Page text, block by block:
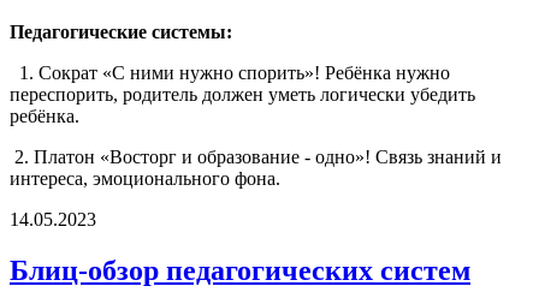
Педагогические системы:
1. Сократ «С ними нужно спорить»! Ребёнка нужно
переспорить, родитель должен уметь логически убедить
ребёнка.
2. Платон «Восторг и образование - одно»! Связь знаний и
интереса, эмоционального фона.
14.05.2023
Блиц-обзор педагогических систем